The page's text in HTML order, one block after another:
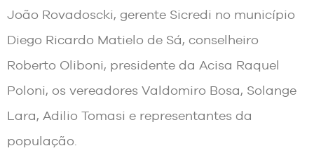
João Rovadoscki, gerente Sicredi no município
Diego Ricardo Matielo de Sá, conselheiro
Roberto Oliboni, presidente da Acisa Raquel
Poloni, os vereadores Valdomiro Bosa, Solange
Lara, Adilio Tomasi e representantes da
população.